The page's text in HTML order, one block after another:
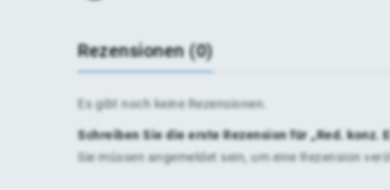
Rezensionen (0)
Es gibt noch keine Rezensionen.
Schreiben Sie die erste Rezension für „Red. konz.
Sie müssen angemeldet sein, um eine Rezension